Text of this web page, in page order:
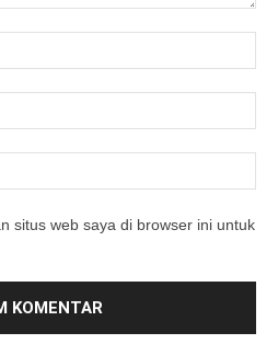
situs web saya di browser ini untuk